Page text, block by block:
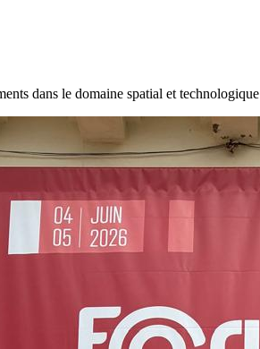
dans le domaine spatial et technologique